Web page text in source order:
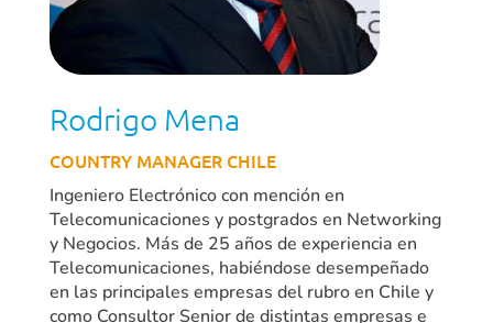
Rodrigo Mena
COUNTRY MANAGER CHILE
Ingeniero Electrónico con mención en
Telecomunicaciones y postgrados en Networking
y Negocios. Más de 25 años de experiencia en
Telecomunicaciones, habiéndose desempeñado
en las principales empresas del rubro en Chile y
como Consultor Senior de distintas empresas e